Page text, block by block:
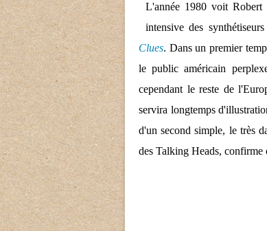
L'année 1980 voit Robert
intensive des
Clues. Dans un premier
le public américain
cependant le reste de
servira longtemps
d'un second simple, le très
des Talking Heads, confirme